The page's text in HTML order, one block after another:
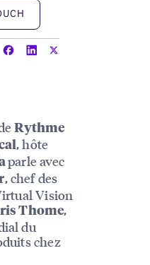
Rythme
, hôte
parle avec
, chef des
Vision
Thome,
du
chez